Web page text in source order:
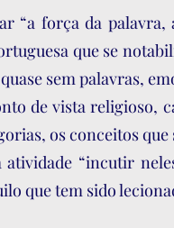
“a força da
que se
sem palavras,
de vista
os conceitos
atividade “incutir
que tem sido